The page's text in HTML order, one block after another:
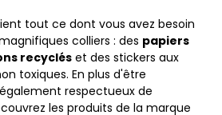
tout ce dont vous avez besoin
colliers : des papiers
recyclés et des stickers aux
toxiques. En plus d'être
respectueux de
les produits de la marque